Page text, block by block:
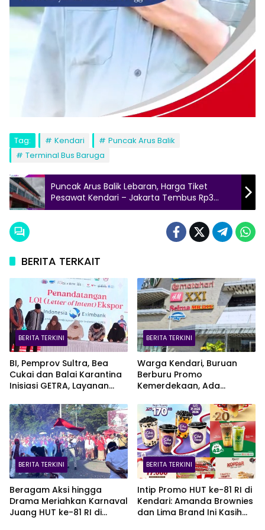
Tag: Kendari
Puncak Arus Balik
Terminal Bus Baruga
Puncak Arus Balik Lebaran, Harga Tiket
Pesawat Kendari – Jakarta Tembus Rp3
Jutaan
BERITA TERKAIT
BERITA TERKINI
BI, Pemprov Sultra, Bea
Cukai dan Balai Karantina
Inisiasi GETRA, Layanan
Ekspor
BERITA TERKINI
Warga Kendari, Buruan
Berburu Promo
Kemerdekaan, Ada
EV Car
BERITA TERKINI
Beragam Aksi hingga
Drama Meriahkan Karnaval
Juang HUT ke-81 RI di
BERITA TERKINI
Intip Promo HUT ke-81 RI di
Kendari: Amanda Brownies
dan Lima Brand Ini Kasih